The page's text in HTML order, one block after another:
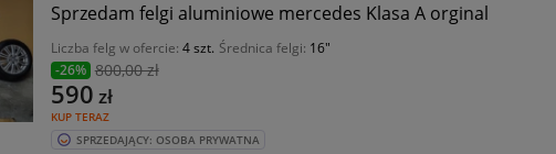
Sprzedam felgi aluminiowe mercedes Klasa A orginal
Liczba felg w ofercie: 4 szt. Średnica felgi: 16"
-26% 800,00 zł
KUP TERAZ
590 zł
SPRZEDAJĄCY: OSOBA PRYWATNA